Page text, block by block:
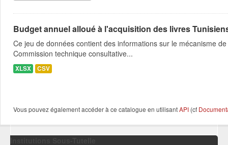
Budget annuel alloué à l'acquisition des livres
Ce jeu de données contient des informations sur le mécanisme
Commission technique consultative...
XLSX CSV
Vous pouvez également accéder à ce catalogue en utilisantAPI (cf